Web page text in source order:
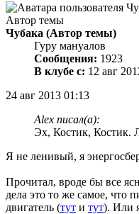
Автор темы
Чубака (Автор темы)
Гуру мануалов
Сообщения: 1923
В клубе с: 12 авг
24 авг 2013 01:13
Alex писал(а):
Эх, Костик, Костик.
Я не ленивый, я
Прочитал, вроде бы все
дела это то же самое, что
двигатель (тут и тут). Или